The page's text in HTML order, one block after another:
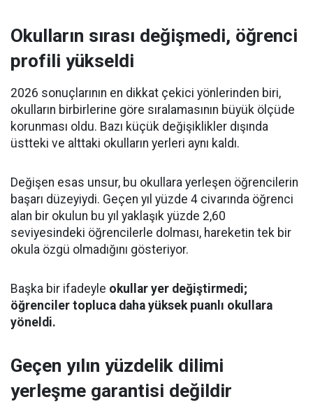
Okulların sırası değişmedi, öğrenci
profili yükseldi
2026 sonuçlarının en dikkat çekici yönlerinden biri,
okulların birbirlerine göre sıralamasının büyük ölçüde
korunması oldu. Bazı küçük değişiklikler dışında
üstteki ve alttaki okulların yerleri aynı kaldı.
Değişen esas unsur, bu okullara yerleşen öğrencilerin
başarı düzeyiydi. Geçen yıl yüzde 4 civarında öğrenci
alan bir okulun bu yıl yaklaşık yüzde 2,60
seviyesindeki öğrencilerle dolması, hareketin tek bir
okula özgü olmadığını gösteriyor.
Başka bir ifadeyle okullar yer değiştirmedi;
öğrenciler topluca daha yüksek puanlı okullara
yöneldi.
Geçen yılın yüzdelik dilimi
yerleşme garantisi değildir